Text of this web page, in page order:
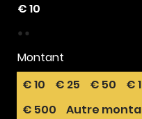
€ 10
Montant
€ 10
€ 25 € 50 €
€ 500
Autre